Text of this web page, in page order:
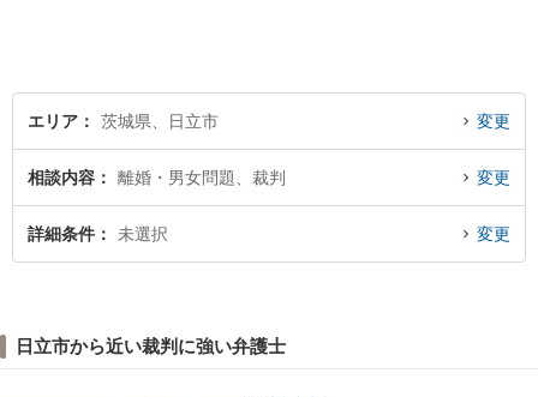
エリア 茨城県、日立市 変更
相談内容 離婚・男女問題、裁判 変更
詳細条件 未選択 変更
日立市から近い裁判に強い弁護士